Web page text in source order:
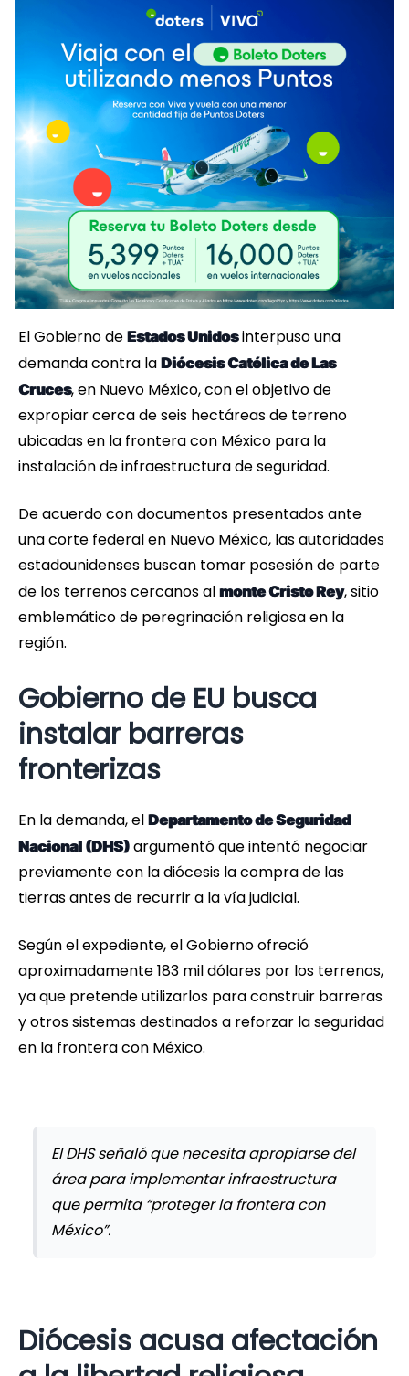
El Gobierno de Estados Unidosinterpuso una
demanda contra la Diócesis Católica de Las
Cruces, en Nuevo México, con el objetivo de
expropiar cerca de seis hectáreas de terreno
ubicadas en la frontera con México para la
instalación de infraestructura de seguridad.
De acuerdo con documentos presentados ante
una corte federal en Nuevo México, las autoridades
estadounidenses buscan tomar posesión de parte
de los terrenos cercanos al monte Cristo Rey, sitio
emblemático de peregrinación religiosa en la
región.
Gobierno de EU busca
instalar barreras
fronterizas
En la demanda, el Departamento de Seguridad
Nacional (DHS) argumentó que intentó negociar
previamente con la diócesis la compra de las
tierras antes de recurrir a la vía judicial.
Según el expediente, el Gobierno ofreció
aproximadamente 183 mil dólares por los terrenos,
ya que pretende utilizarlos para construir barreras
y otros sistemas destinados a reforzar la seguridad
en la frontera con México.
El DHS señaló que necesita apropiarse del
área para implementar infraestructura
que permita “proteger la frontera con
México”.
Diócesis acusa afectación